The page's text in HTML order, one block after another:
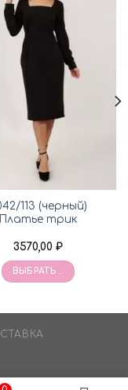
113 (черный)
Платье трик
3570,00 ₽
ВЫБРАТЬ ...